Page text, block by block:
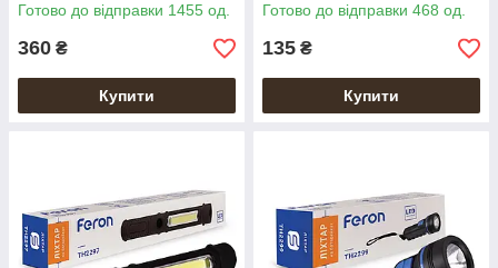
Готово до відправки 1455 од.
360 ₴
Купити
Готово до відправки 468 од.
135 ₴
Купити